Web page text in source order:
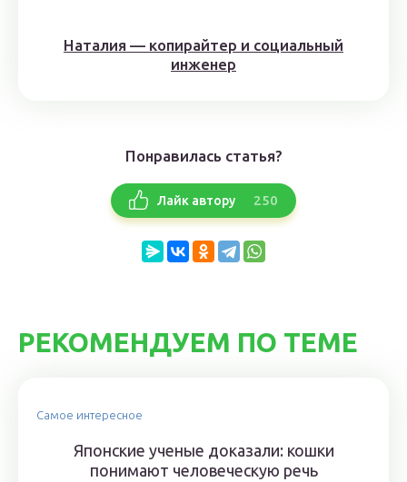
Наталия — копирайтер и социальный
инженер
Понравилась статья?
Лайк автору 250
РЕКОМЕНДУЕМ ПО ТЕМЕ
Самое интересное
Японские ученые доказали: кошки
понимают человеческую речь